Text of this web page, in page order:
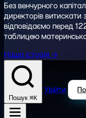
Без венчурного
директорів витискати
відповідаємо перед
таблицею
Наша історія →
Пошук ⌘K
Увійти